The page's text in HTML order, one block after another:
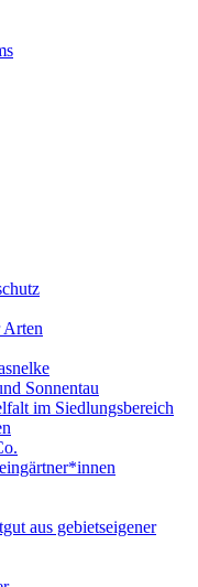
Arten
Sonnentau
im Siedlungsbereich
aus gebietseigener